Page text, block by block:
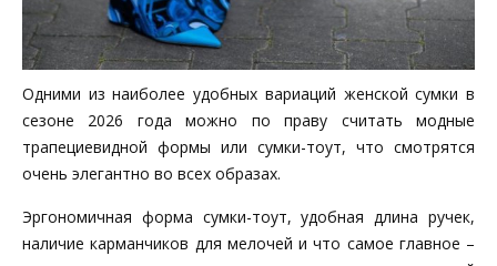
Одними из наиболее удобных вариаций женской сумки в
сезоне 2026 года можно по праву считать модные
трапециевидной формы или сумки-тоут, что смотрятся
очень элегантно во всех образах.
Эргономичная форма сумки-тоут, удобная длина ручек,
наличие карманчиков для мелочей и что самое главное –